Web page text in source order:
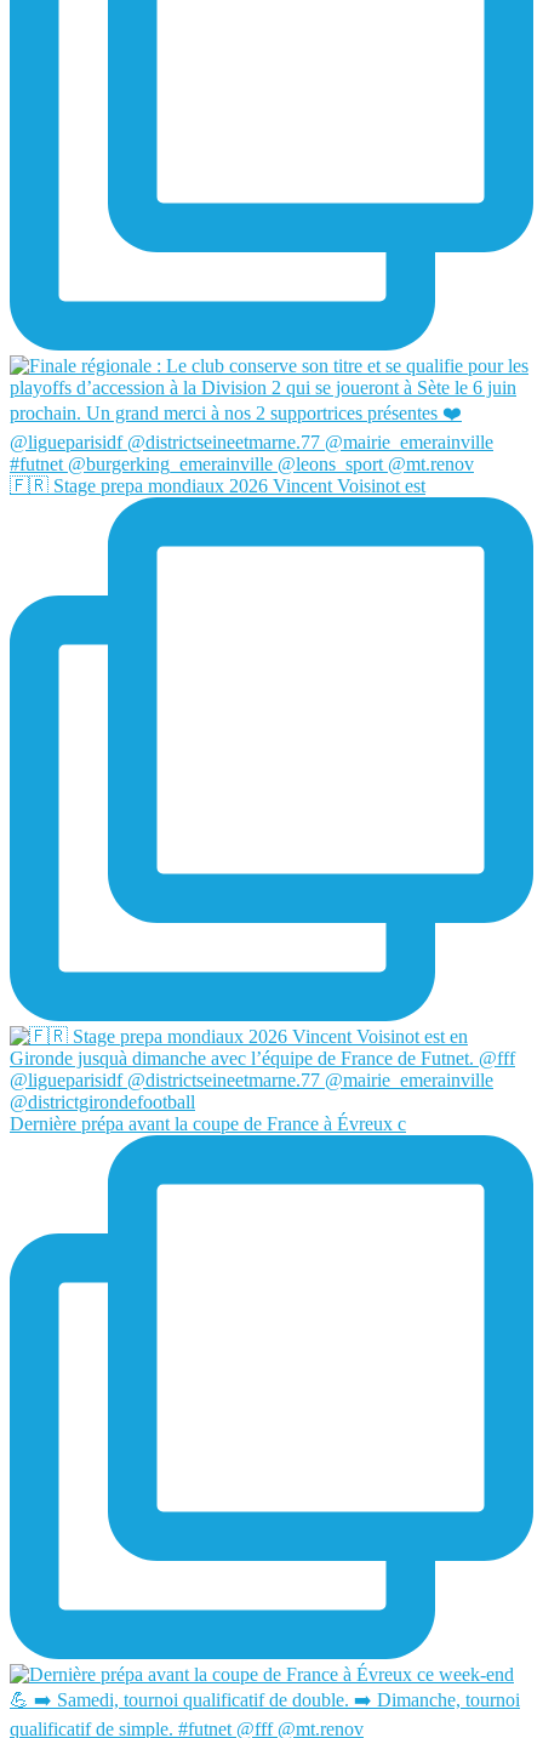
🇫🇷 Stage prepa mondiaux 2026 Vincent Voisinot est
Dernière prépa avant la coupe de France à Évreux c